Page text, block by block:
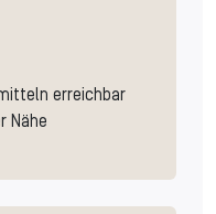
erreichbar
Nähe